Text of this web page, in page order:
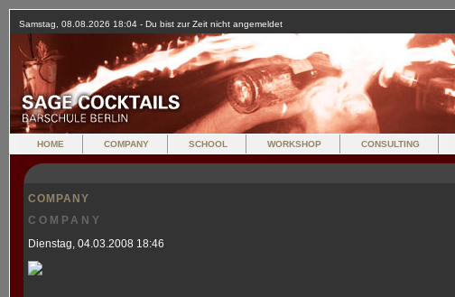
Samstag, 08.08.2026 18:04 - Du bist zur Zeit nicht angemeldet
HOME COMPANY SCHOOL WORKSHOP CONSULTING
COMPANY
COMPANY
Dienstag, 04.03.2008 18:46